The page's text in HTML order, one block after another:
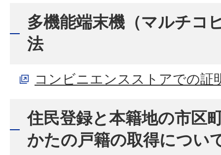
多機能端末機（マルチコ
法
コンビニエンスストアでの証
住民登録と本籍地の市区
かたの戸籍の取得につい